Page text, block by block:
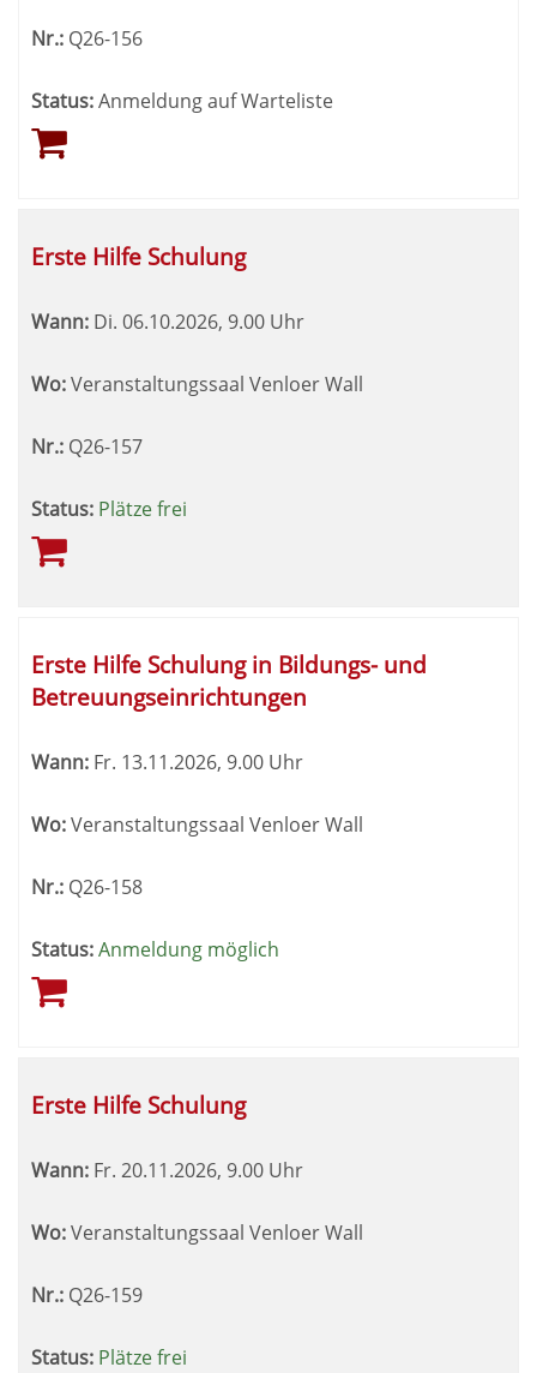
Nr.: Q26-156
Status:Anmeldung auf Warteliste
Erste Hilfe Schulung
Wann: Di. 06.10.2026, 9.00 Uhr
Wo:Veranstaltungssaal Venloer Wall
Nr.: Q26-157
Status: Plätze frei
Erste Hilfe Schulung in Bildungs- und
Betreuungseinrichtungen
Wann: Fr. 13.11.2026, 9.00 Uhr
Wo:Veranstaltungssaal Venloer Wall
Nr.: Q26-158
Status:Anmeldung möglich
Erste Hilfe Schulung
Wann: Fr. 20.11.2026, 9.00 Uhr
Wo:Veranstaltungssaal Venloer Wall
Nr.: Q26-159
Status: Plätze frei